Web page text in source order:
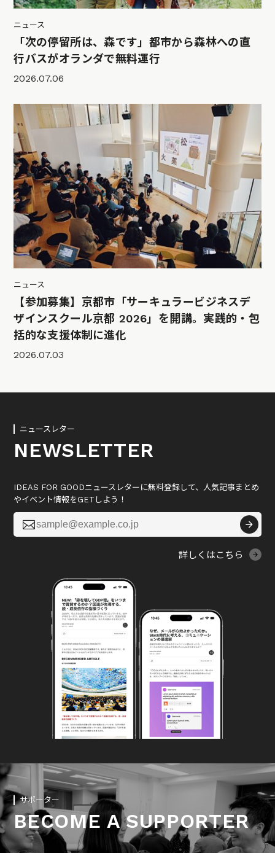
ニュース
「次の停留所は、森です」都市から森林への直
行バスがオランダで無料運行
2026.07.06
ニュース
【参加募集】京都市「サーキュラービジネスデ
ザインスクール京都 2026」を開講。実践的・包
括的な支援体制に進化
2026.07.03
ニュースレター
NEWSLETTER
IDEAS FOR GOODニュースレターに無料登録して、人気記事まとめ
やイベント情報をGETしよう！

詳しくはこちら
サポーター
BECOME A SUPPORTER